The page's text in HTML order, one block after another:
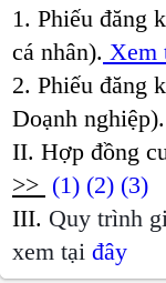
1. Phiếu đăng
cá nhân). Xem
2. Phiếu đăng
Doạnh nghiệp).
II. Hợp đồng
>> (1) (2) (3)
III. Quy trình
xem tại đây